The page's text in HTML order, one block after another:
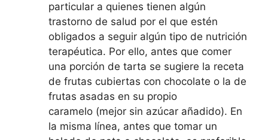
particular a quienes tienen algún
trastorno de salud por el que estén
obligados a seguir algún tipo de nutrición
terapéutica. Por ello, antes que comer
una porción de tarta se sugiere la receta
de frutas cubiertas con chocolate o la de
frutas asadas en su propio
caramelo (mejor sin azúcar añadido). En
la misma línea, antes que tomar un